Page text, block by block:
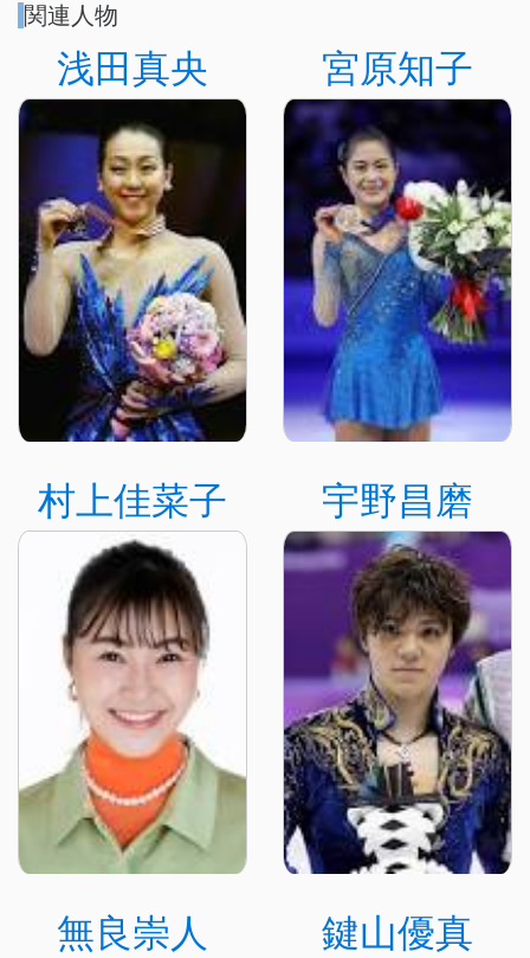
関連人物
浅田真央 宮原知子
村上佳菜子 宇野昌磨
無良崇人 鍵山優真